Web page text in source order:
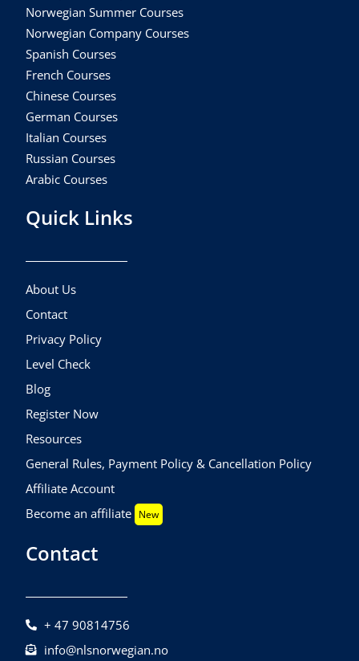
Norwegian Summer Courses
Norwegian Company Courses
Spanish Courses
French Courses
Chinese Courses
German Courses
Italian Courses
Russian Courses
Arabic Courses
Quick Links
About Us
Contact
Privacy Policy
Level Check
Blog
Register Now
Resources
General Rules, Payment Policy & Cancellation Policy
Affiliate Account
Become an affiliate New
Contact
+ 47 90814756
info@nlsnorwegian.no